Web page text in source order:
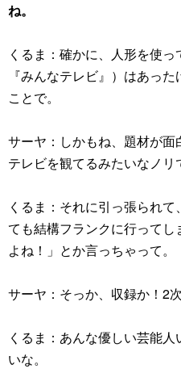
ね。
くるま：確かに、人形を使
『みんなテレビ』）はあっ
ことで。
サーヤ：しかもね、題材が
テレビを観てるみたいなノリ
くるま：それに引っ張られ
ても結構フランクに行って
よね！」とか言っちゃって。
サーヤ：そっか、収録か！2
くるま：あんな優しい芸能
いな。